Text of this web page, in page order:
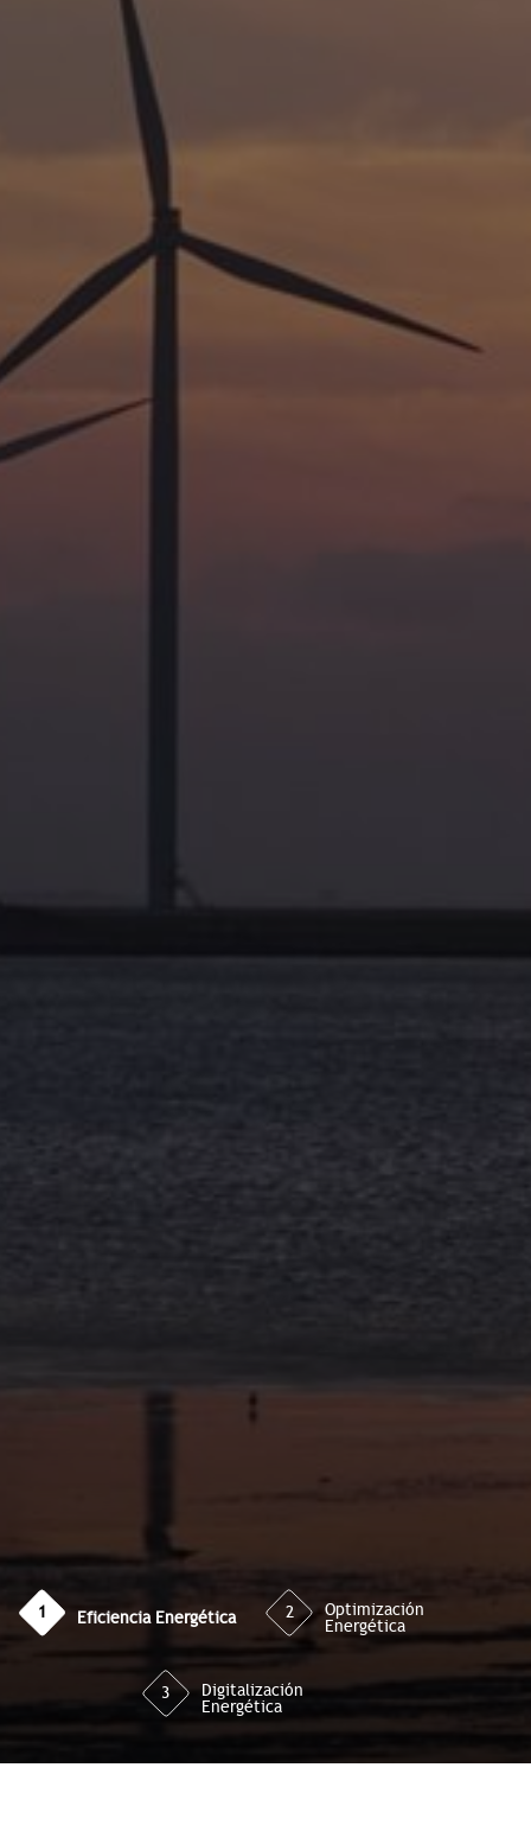
1 Eficiencia Energética 2
Optimización
Energética
3
Digitalización
Energética